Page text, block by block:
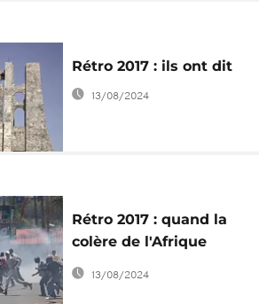
Rétro 2017 : ils ont dit
13/08/2024
Rétro 2017 : quand la
colère de l'Afrique
gronde dans les
manifestations
13/08/2024